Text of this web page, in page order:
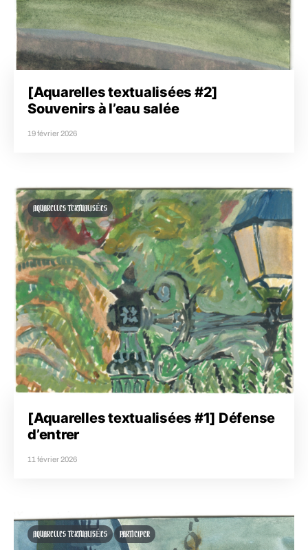
[Aquarelles textualisées #2]
Souvenirs à l’eau salée
19 février 2026
AQUARELLES TEXTUALISÉES
[Aquarelles textualisées #1] Défense
d’entrer
11 février 2026
AQUARELLES TEXTUALISÉES PARTICIPER